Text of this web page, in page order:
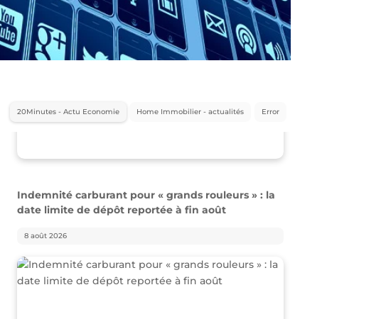
20Minutes - Actu Economie Home Immobilier - actualités Error
date limite de dépôt reportée à fin août